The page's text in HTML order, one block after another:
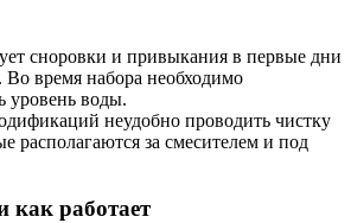
сноровки и привыкания в первые дни
Во время набора необходимо
уровень воды.
неудобно проводить чистку
располагаются за смесителем и под
как работает